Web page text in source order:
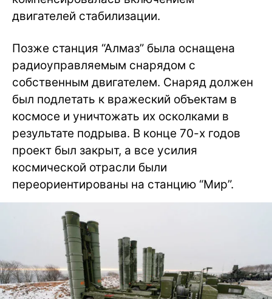
двигателей стабилизации.
Позже станция “Алмаз” была оснащена
радиоуправляемым снарядом с
собственным двигателем. Снаряд должен
был подлетать к вражеский объектам в
космосе и уничтожать их осколками в
результате подрыва. В конце 70-х годов
проект был закрыт, а все усилия
космической отрасли были
переориентированы на станцию “Мир”.